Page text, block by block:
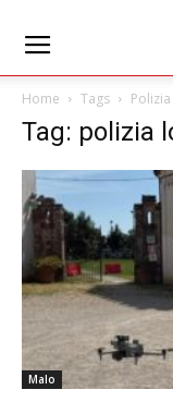
Home Tags
Tag: polizia
Malo